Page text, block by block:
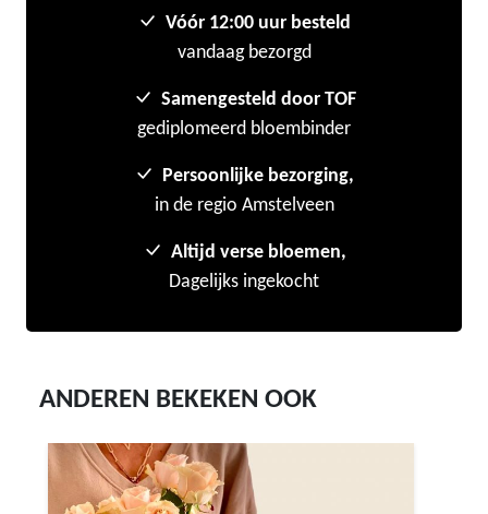
Vóór 12:00 uur besteld
vandaag bezorgd
Samengesteld door TOF
gediplomeerd bloembinder
Persoonlijke bezorging,
in de regio Amstelveen
Altijd verse bloemen,
Dagelijks ingekocht
ANDEREN BEKEKEN OOK